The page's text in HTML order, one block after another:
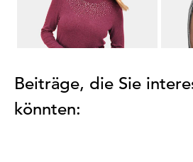
49,95 €
30-Tage-Bestpreis**: 39,95 €
49,95 €
30-
Beiträge, die Sie
könnten: